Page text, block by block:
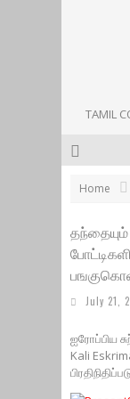
TAMIL
Home
July 21,
ஐரோப்பிய
Kali